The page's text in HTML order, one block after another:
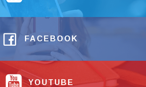
FACEBOOK
YOUTUBE